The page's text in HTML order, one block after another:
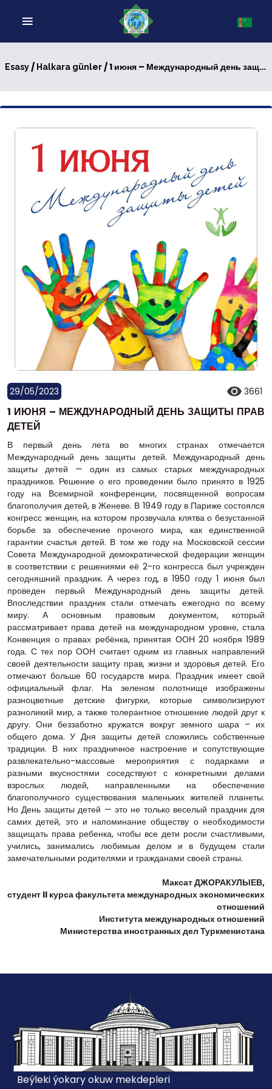
Esasy/ Halkara günler/ 1 июня – Международный день защиты прав детей
29/05/2023 3661
1 ИЮНЯ – МЕЖДУНАРОДНЫЙ ДЕНЬ ЗАЩИТЫ ПРАВ
ДЕТЕЙ
В первый день лета во многих странах отмечается
Международный день защиты детей. Международный день
защиты детей — один из самых старых международных
праздников. Решение о его проведении было принято в 1925
году на Всемирной конференции, посвященной вопросам
благополучия детей, в Женеве. В 1949 году в Париже состоялся
конгресс женщин, на котором прозвучала клятва о безустанной
борьбе за обеспечение прочного мира, как единственной
гарантии счастья детей. В том же году на Московской сессии
Совета Международной демократической федерации женщин
в соответствии с решениями её 2-го конгресса был учрежден
сегодняшний праздник. А через год, в 1950 году 1 июня был
проведен первый Международный день защиты детей.
Впоследствии праздник стали отмечать ежегодно по всему
миру. А основным правовым документом, который
рассматривает права детей на международном уровне, стала
Конвенция о правах ребёнка, принятая ООН 20 ноября 1989
года. С тех пор ООН считает одним из главных направлений
своей деятельности защиту прав, жизни и здоровья детей. Его
отмечают больше 60 государств мира. Праздник имеет свой
официальный флаг. На зеленом полотнище изображены
разноцветные детские фигурки, которые символизируют
разноликий мир, а также толерантное отношение людей друг к
другу. Они беззаботно кружатся вокруг земного шара – их
общего дома. У Дня защиты детей сложились собственные
традиции. В них праздничное настроение и сопутствующие
развлекательно-массовые мероприятия с подарками и
разными вкусностями соседствуют с конкретными делами
взрослых людей, направленными на обеспечение
благополучного существования маленьких жителей планеты.
Но День защиты детей — это не только веселый праздник для
самих детей, это и напоминание обществу о необходимости
защищать права ребенка, чтобы все дети росли счастливыми,
учились, занимались любимым делом и в будущем стали
замечательными родителями и гражданами своей страны.
Максат ДЖОРАКУЛЫЕВ,
студент II курса факультета международных экономических
отношений
Института международных отношений
Министерства иностранных дел Туркменистана
Beýleki ýokary okuw mekdepleri